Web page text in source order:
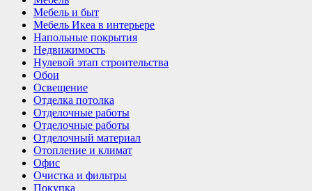
Мебель и быт
Мебель Икеа в интерьере
Напольные покрытия
Недвижимость
Нулевой этап строительства
Обои
Освещение
Отделка потолка
Отделочные работы
Отделочные работы
Отделочный материал
Отопление и климат
Офис
Очистка и фильтры
Покупка